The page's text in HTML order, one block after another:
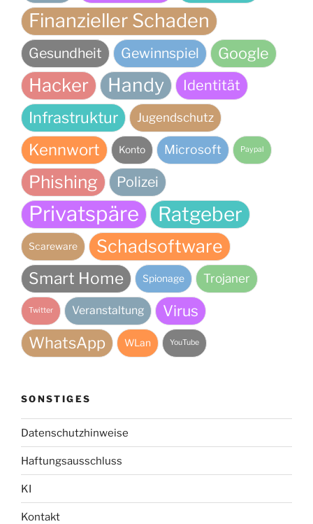
Finanzieller Schaden
Gesundheit Gewinnspiel Google
Hacker Handy Identität
Infrastruktur Jugendschutz
Kennwort Konto Microsoft Paypal
Phishing Polizei
Privatspäre Ratgeber
Scareware Schadsoftware
Smart Home Spionage Trojaner
Twitter Veranstaltung
Virus
WhatsApp
WLan YouTube
SONSTIGES
Datenschutzhinweise
Haftungsausschluss
KI
Kontakt